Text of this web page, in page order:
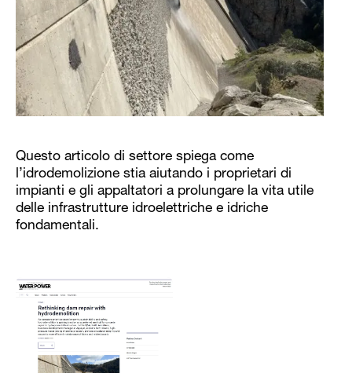
Questo articolo di settore spiega come
l’idrodemolizione stia aiutando i proprietari di
impianti e gli appaltatori a prolungare la vita utile
delle infrastrutture idroelettriche e idriche
fondamentali.